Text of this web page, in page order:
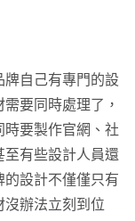
自己有專門的設
要同時處理了，
要製作官網、社
有些設計人員還
設計不僅僅只有
沒辦法立刻到位